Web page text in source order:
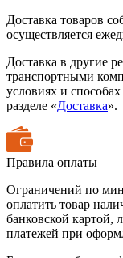
Доставка товаров
осуществляется
Доставка в другие
транспортными
условиях и
разделе «Доставка».
Правила оплаты
Ограничений по
оплатить товар
банковской картой,
платежей при